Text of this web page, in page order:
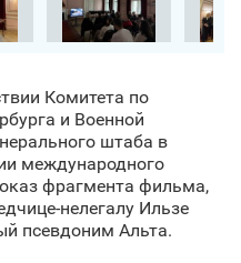
Комитета по
и Военной
штаба в
международного
фрагмента фильма,
нелегалу Ильзе
псевдоним Альта.